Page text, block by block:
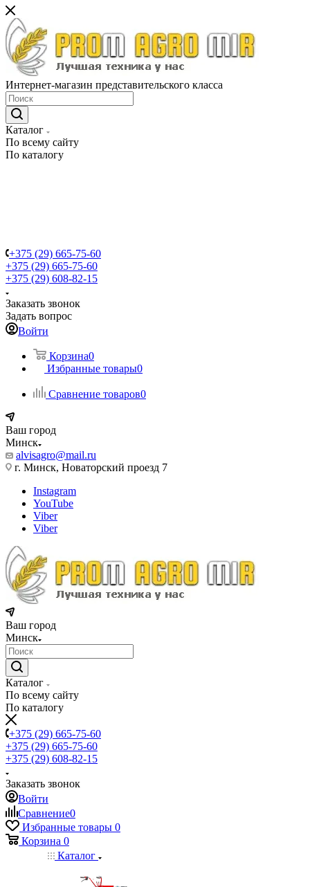
Интернет-магазин представительского класса
Каталог
По всему сайту
По каталогу
+375 (29) 665-75-60
+375 (29) 665-75-60
+375 (29) 608-82-15
Заказать звонок
Задать вопрос
Войти
Корзина0
Избранные товары0
Сравнение товаров0
Ваш город
Минск
alvisagro@mail.ru
г. Минск, Новаторский проезд 7
Instagram
YouTube
Viber
Viber
Ваш город
Минск
Каталог
По всему сайту
По каталогу
+375 (29) 665-75-60
+375 (29) 665-75-60
+375 (29) 608-82-15
Заказать звонок
Войти
Сравнение0
Избранные товары 0
Корзина 0
Каталог